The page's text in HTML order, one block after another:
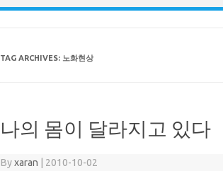
TAG ARCHIVES: 노화현상
나의 몸이 달라지고 있다
Byxaran 2010-10-02